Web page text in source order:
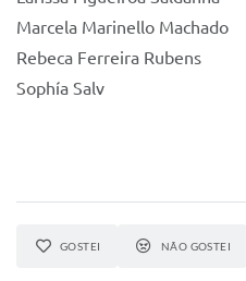
Marcela Marinello Machado
Rebeca Ferreira Rubens
Sophía Salv
GOSTEI NÃO GOSTEI